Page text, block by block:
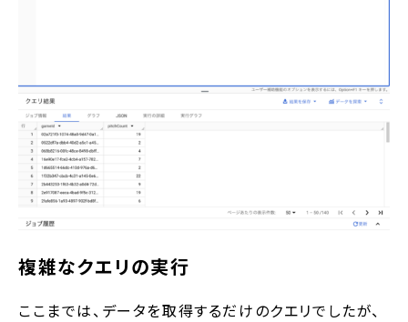
複雑なクエリの実行
ここまでは、データを取得するだけのクエリでしたが、